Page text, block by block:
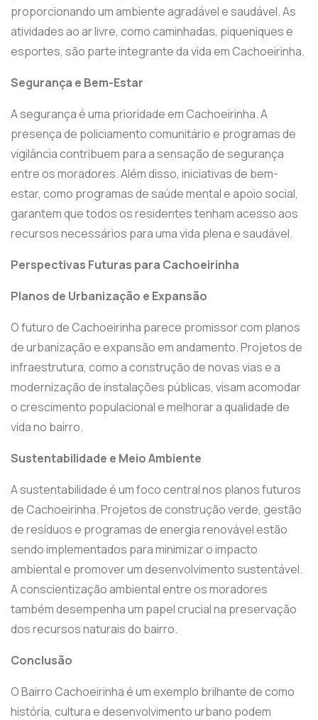
proporcionando um ambiente agradável e saudável. As
atividades ao ar livre, como caminhadas, piqueniques e
esportes, são parte integrante da vida em Cachoeirinha.
Segurança e Bem-Estar
A segurança é uma prioridade em Cachoeirinha. A
presença de policiamento comunitário e programas de
vigilância contribuem para a sensação de segurança
entre os moradores. Além disso, iniciativas de bem-
estar, como programas de saúde mental e apoio social,
garantem que todos os residentes tenham acesso aos
recursos necessários para uma vida plena e saudável.
Perspectivas Futuras para Cachoeirinha
Planos de Urbanização e Expansão
O futuro de Cachoeirinha parece promissor com planos
de urbanização e expansão em andamento. Projetos de
infraestrutura, como a construção de novas vias e a
modernização de instalações públicas, visam acomodar
o crescimento populacional e melhorar a qualidade de
vida no bairro.
Sustentabilidade e Meio Ambiente
A sustentabilidade é um foco central nos planos futuros
de Cachoeirinha. Projetos de construção verde, gestão
de resíduos e programas de energia renovável estão
sendo implementados para minimizar o impacto
ambiental e promover um desenvolvimento sustentável.
A conscientização ambiental entre os moradores
também desempenha um papel crucial na preservação
dos recursos naturais do bairro.
Conclusão
O Bairro Cachoeirinha é um exemplo brilhante de como
história, cultura e desenvolvimento urbano podem